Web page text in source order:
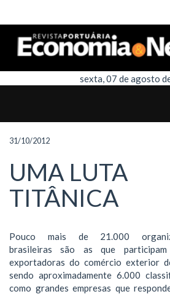
sexta, 07 de agosto
31/10/2012
UMA LUTA
TITÂNICA
Pouco mais de 21.000
brasileiras são as que participam
exportadoras do comércio exterior
sendo aproximadamente 6.000
como grandes empresas que